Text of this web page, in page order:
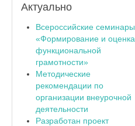
Актуально
Всероссийские семинары
«Формирование и оценка
функциональной
грамотности»
Методические
рекомендации по
организации внеурочной
деятельности
Разработан проект